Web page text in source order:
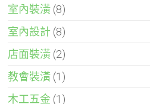
室內裝潢 (8)
室內設計 (8)
店面裝潢 (2)
教會裝潢 (1)
木工五金 (1)